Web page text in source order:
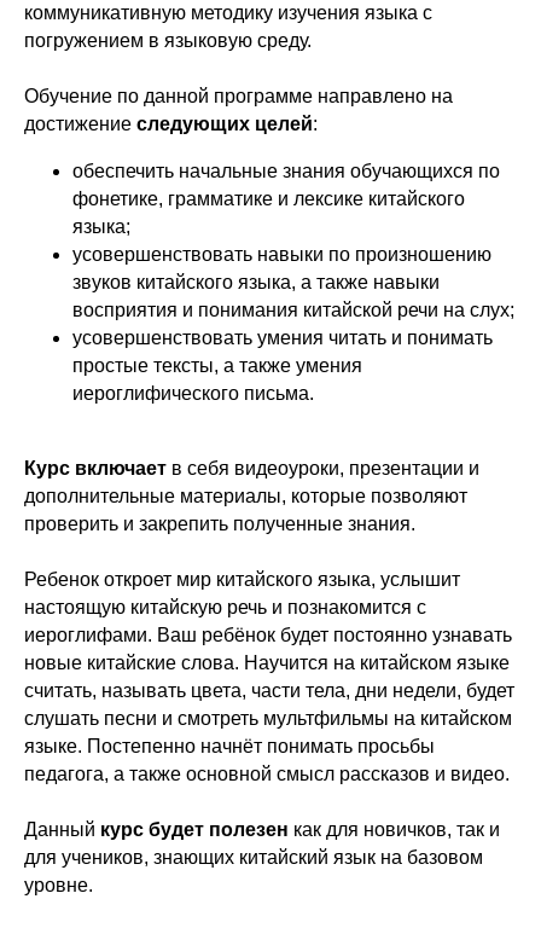
коммуникативную методику изучения языка с
погружением в языковую среду.
Обучение по данной программе направлено на
достижение следующих целей:
обеспечить начальные знания обучающихся по
фонетике, грамматике и лексике китайского
языка;
усовершенствовать навыки по произношению
звуков китайского языка, а также навыки
восприятия и понимания китайской речи на слух;
усовершенствовать умения читать и понимать
простые тексты, а также умения
иероглифического письма.
Курс включает в себя видеоуроки, презентации и
дополнительные материалы, которые позволяют
проверить и закрепить полученные знания.
Ребенок откроет мир китайского языка, услышит
настоящую китайскую речь и познакомится с
иероглифами. Ваш ребёнок будет постоянно узнавать
новые китайские слова. Научится на китайском языке
считать, называть цвета, части тела, дни недели, будет
слушать песни и смотреть мультфильмы на китайском
языке. Постепенно начнёт понимать просьбы
педагога, а также основной смысл рассказов и видео.
Данный курс будет полезен как для новичков, так и
для учеников, знающих китайский язык на базовом
уровне.